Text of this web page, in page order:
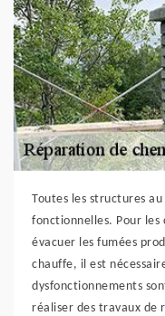
Toutes les structures
fonctionnelles. Pour les
évacuer les fumées
chauffe, il est
dysfonctionnements
réaliser des travaux